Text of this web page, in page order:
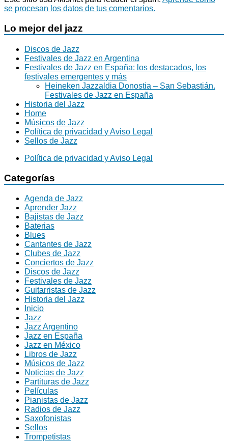
se procesan los datos de tus comentarios.
Lo mejor del jazz
Discos de Jazz
Festivales de Jazz en Argentina
Festivales de Jazz en España: los destacados, los
festivales emergentes y más
Heineken Jazzaldia Donostia – San Sebastián.
Festivales de Jazz en España
Historia del Jazz
Home
Músicos de Jazz
Política de privacidad y Aviso Legal
Sellos de Jazz
Política de privacidad y Aviso Legal
Categorías
Agenda de Jazz
Aprender Jazz
Bajistas de Jazz
Baterias
Blues
Cantantes de Jazz
Clubes de Jazz
Conciertos de Jazz
Discos de Jazz
Festivales de Jazz
Guitarristas de Jazz
Historia del Jazz
Inicio
Jazz
Jazz Argentino
Jazz en España
Jazz en México
Libros de Jazz
Músicos de Jazz
Noticias de Jazz
Partituras de Jazz
Películas
Pianistas de Jazz
Radios de Jazz
Saxofonistas
Sellos
Trompetistas